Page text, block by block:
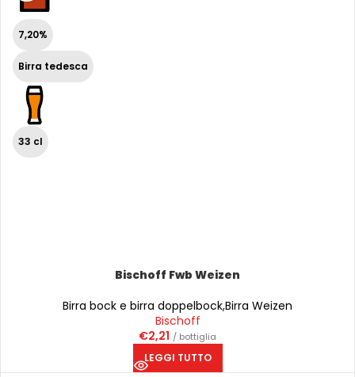
7,20%
Birra tedesca
33 cl
Bischoff Fwb Weizen
Birra bock e birra doppelbock,Birra Weizen
Bischoff
€2,21 / bottiglia
LEGGI TUTTO